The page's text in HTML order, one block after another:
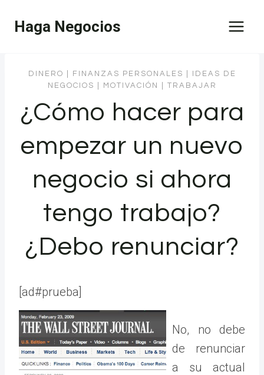
Haga Negocios
DINERO FINANZAS PERSONALES
IDEAS DE
NEGOCIOS
MOTIVACIÓN TRABAJAR
¿Cómo hacer para
empezar un nuevo
negocio si ahora
tengo trabajo?
¿Debo renunciar?
[ad#prueba]
No, no debe
de renunciar
a su actual